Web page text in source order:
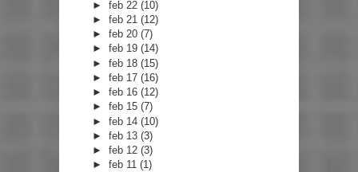
►feb 22(10)
►feb 21(12)
►feb 20(7)
►feb 19(14)
►feb 18(15)
►feb 17(16)
►feb 16(12)
►feb 15(7)
►feb 14(10)
►feb 13(3)
►feb 12(3)
►feb 11(1)